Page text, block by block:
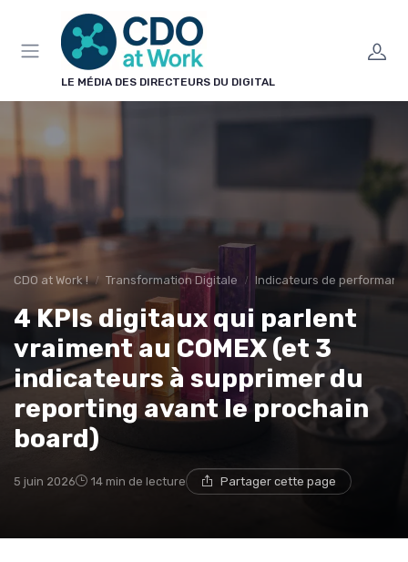
LE MÉDIA DES DIRECTEURS DU DIGITAL
CDO at Work ! Transformation Digitale Indicateurs de
4 KPIs digitaux qui parlent
vraiment au COMEX (et 3
indicateurs à supprimer du
reporting avant le prochain
board)
5 juin 2026 14 min de lecture Partager cette page
Panneau de gestion des cookies